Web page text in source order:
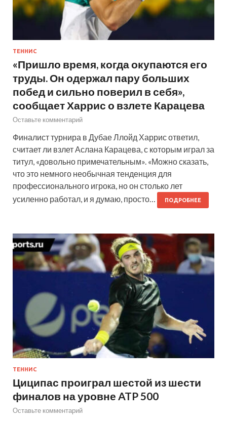
ТЕННИС
«Пришло время, когда окупаются его
труды. Он одержал пару больших
побед и сильно поверил в себя»,
сообщает Харрис о взлете Карацева
Оставьте комментарий
Финалист турнира в Дубае Ллойд Харрис ответил,
считает ли взлет Аслана Карацева, с которым играл за
титул, «довольно примечательным». «Можно сказать,
что это немного необычная тенденция для
профессионального игрока, но он столько лет
усиленно работал, и я думаю, просто…
ПОДРОБНЕЕ
ТЕННИС
Циципас проиграл шестой из шести
финалов на уровне ATP 500
Оставьте комментарий